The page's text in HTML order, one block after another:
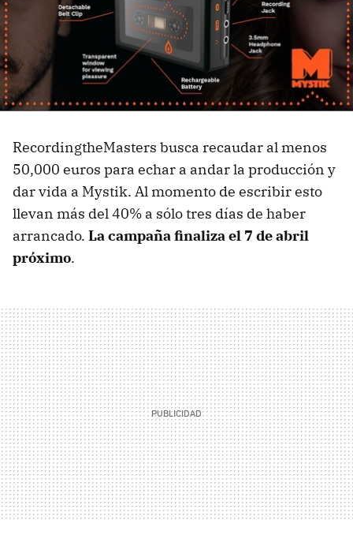
RecordingtheMasters busca recaudar al menos
50,000 euros para echar a andar la producción y
dar vida a Mystik. Al momento de escribir esto
llevan más del 40% a sólo tres días de haber
arrancado. La campaña finaliza el 7 de abril
próximo.